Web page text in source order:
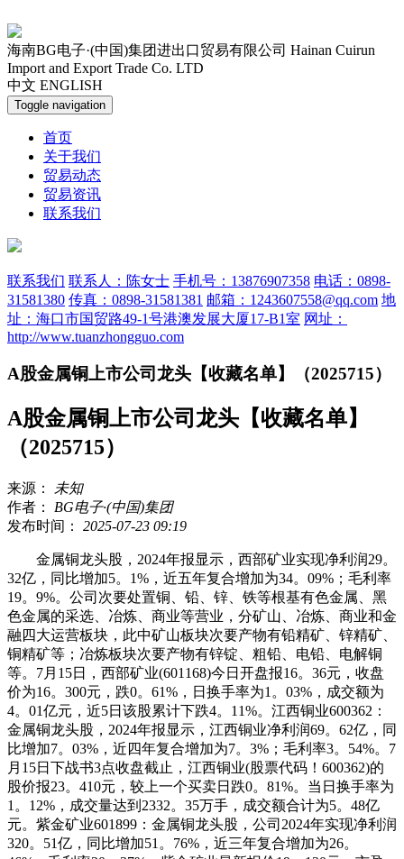
海南BG电子·(中国)集团进出口贸易有限公司 Hainan Cuirun
Import and Export Trade Co. LTD
中文 ENGLISH
Toggle navigation
首页
关于我们
贸易动态
贸易资讯
联系我们
联系我们 联系人：陈女士 手机号：13876907358 电话：0898-
31581380 传真：0898-31581381 邮箱：1243607558@qq.com 地
址：海口市国贸路49-1号港澳发展大厦17-B1室 网址：
http://www.tuanzhongguo.com
A股金属铜上市公司龙头【收藏名单】（2025715）
A股金属铜上市公司龙头【收藏名单】
（2025715）
来源：
未知
作者： BG电子·(中国)集团
发布时间： 2025-07-23 09:19
金属铜龙头股，2024年报显示，西部矿业实现净利润29。
32亿，同比增加5。1%，近五年复合增加为34。09%；毛利率
19。9%。公司次要处置铜、铅、锌、铁等根基有色金属、黑
色金属的采选、冶炼、商业等营业，分矿山、冶炼、商业和金
融四大运营板块，此中矿山板块次要产物有铅精矿、锌精矿、
铜精矿等；冶炼板块次要产物有锌锭、粗铅、电铅、电解铜
等。7月15日，西部矿业(601168)今日开盘报16。36元，收盘
价为16。300元，跌0。61%，日换手率为1。03%，成交额为
4。01亿元，近5日该股累计下跌4。11%。江西铜业600362：
金属铜龙头股，2024年报显示，江西铜业净利润69。62亿，同
比增加7。03%，近四年复合增加为7。3%；毛利率3。54%。7
月15日下战书3点收盘截止，江西铜业(股票代码！600362)的
股价报23。410元，较上一个买卖日跌0。81%。当日换手率为
1。12%，成交量达到2332。35万手，成交额合计为5。48亿
元。紫金矿业601899：金属铜龙头股，公司2024年实现净利润
320。51亿，同比增加51。76%，近三年复合增加为26。